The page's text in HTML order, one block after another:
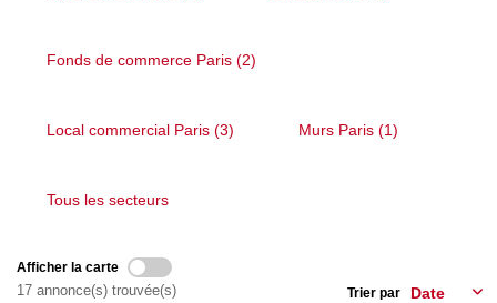
Notre Quartier
Fonds de commerce Paris (2)
Local commercial Paris (3) Murs Paris (1)
Tous les secteurs
Afficher la carte
17 annonce(s) trouvée(s) Trier par